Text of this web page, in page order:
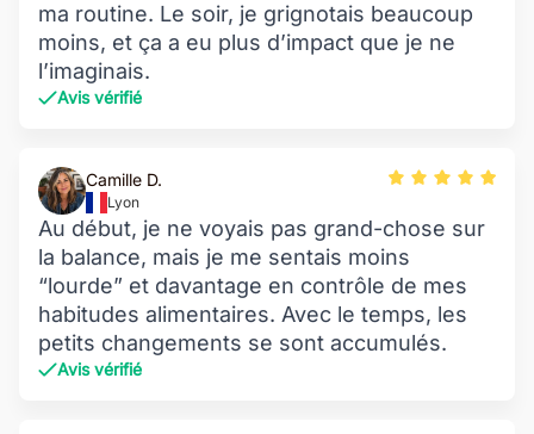
ma routine. Le soir, je grignotais beaucoup
moins, et ça a eu plus d’impact que je ne
l’imaginais.
Avis vérifié
Camille D.
Lyon
Au début, je ne voyais pas grand-chose sur
la balance, mais je me sentais moins
“lourde” et davantage en contrôle de mes
habitudes alimentaires. Avec le temps, les
petits changements se sont accumulés.
Avis vérifié